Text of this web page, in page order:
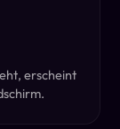
erscheint